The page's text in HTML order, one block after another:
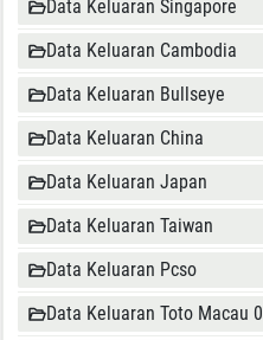
Data Keluaran Singapore
Data Keluaran Cambodia
Data Keluaran Bullseye
Data Keluaran China
Data Keluaran Japan
Data Keluaran Taiwan
Data Keluaran Pcso
Data Keluaran Toto Macau 0